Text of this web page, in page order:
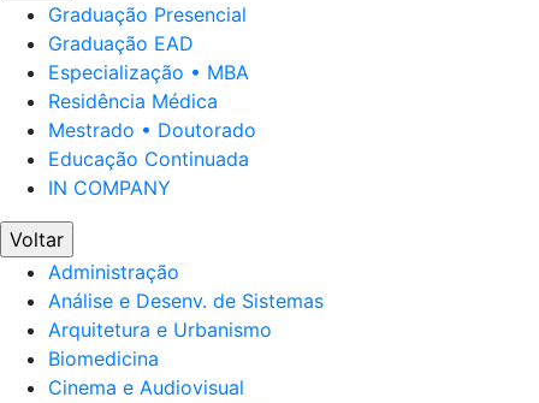
Graduação Presencial
Graduação EAD
Especialização • MBA
Residência Médica
Mestrado • Doutorado
Educação Continuada
IN COMPANY
Voltar
Administração
Análise e Desenv. de Sistemas
Arquitetura e Urbanismo
Biomedicina
Cinema e Audiovisual